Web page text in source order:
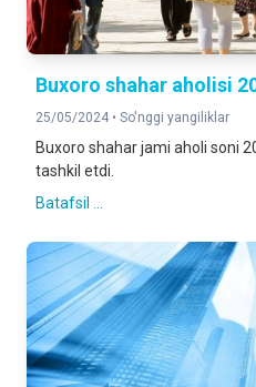
Buxoro shahar aholisi
25/05/2024 • So'nggi yangiliklar
Buxoro shahar jami aholi soni
tashkil etdi.
Batafsil ...